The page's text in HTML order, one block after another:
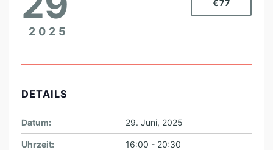
2025
€77
DETAILS
Datum: 29. Juni, 2025
Uhrzeit: 16:00 - 20:30